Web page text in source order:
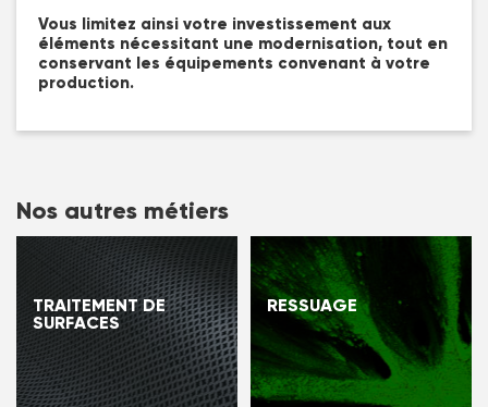
Vous limitez ainsi votre investissement aux
éléments nécessitant une modernisation, tout en
conservant les équipements convenant à votre
production.
Nos autres métiers
TRAITEMENT DE
SURFACES
RESSUAGE